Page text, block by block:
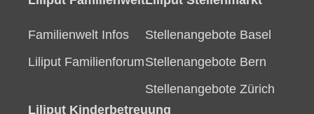
Familienwelt Infos
Liliput Familienforum
Stellenangebote Basel
Stellenangebote Bern
Stellenangebote Zürich
Liliput Kinderbetreuung